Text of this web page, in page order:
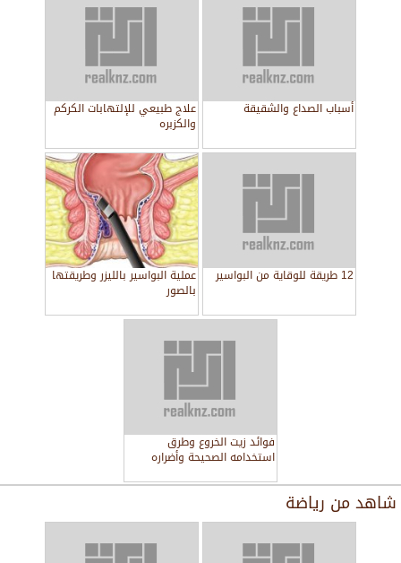
أسباب الصداع والشقيقة علاج طبيعي للإلتهابات الكركم
والكزبره
12 طريقة للوقاية من البواسير عملية البواسير بالليزر وطريقتها
بالصور
فوائد زيت الخروع وطرق
استخدامه الصحيحة وأضراره
شاهد من رياضة